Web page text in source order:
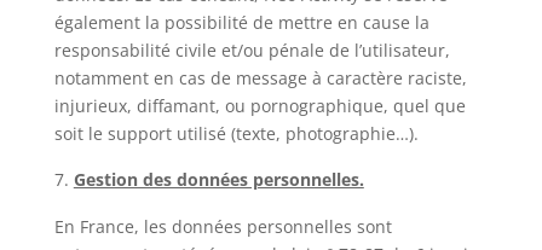
également la possibilité de mettre en cause la
responsabilité civile et/ou pénale de l’utilisateur,
notamment en cas de message à caractère raciste,
injurieux, diffamant, ou pornographique, quel que
soit le support utilisé (texte, photographie…).
Gestion des données personnelles.
En France, les données personnelles sont